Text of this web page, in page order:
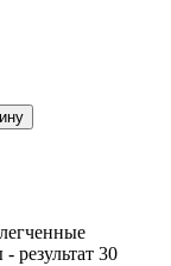
результат 30